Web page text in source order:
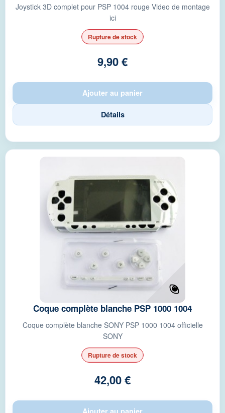
Joystick 3D complet pour PSP 1004 rouge Video de montage
ici
Rupture de stock
9,90 €
Ajouter au panier
Détails
Coque complète blanche PSP 1000 1004
Coque complète blanche SONY PSP 1000 1004 officielle
SONY
Rupture de stock
42,00 €
Ajouter au panier